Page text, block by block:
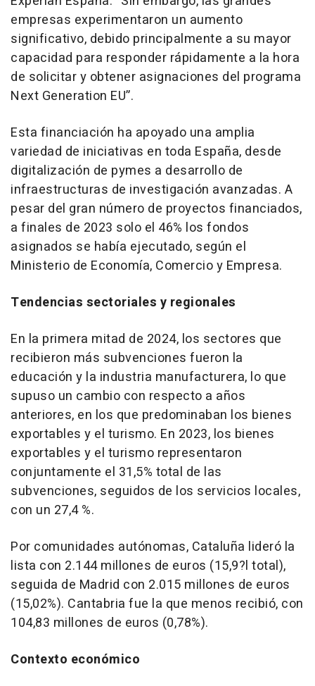
empresas experimentaron un aumento
significativo, debido principalmente a su mayor
capacidad para responder rápidamente a la hora
de solicitar y obtener asignaciones del programa
Next Generation EU”.
Esta financiación ha apoyado una amplia
variedad de iniciativas en toda España, desde
digitalización de pymes a desarrollo de
infraestructuras de investigación avanzadas. A
pesar del gran número de proyectos financiados,
a finales de 2023 solo el 46% los fondos
asignados se había ejecutado, según el
Ministerio de Economía, Comercio y Empresa.
Tendencias sectoriales y regionales
En la primera mitad de 2024, los sectores que
recibieron más subvenciones fueron la
educación y la industria manufacturera, lo que
supuso un cambio con respecto a años
anteriores, en los que predominaban los bienes
exportables y el turismo. En 2023, los bienes
exportables y el turismo representaron
conjuntamente el 31,5% total de las
subvenciones, seguidos de los servicios locales,
con un 27,4 %.
Por comunidades autónomas, Cataluña lideró la
lista con 2.144 millones de euros (15,9?l total),
seguida de Madrid con 2.015 millones de euros
(15,02%). Cantabria fue la que menos recibió, con
104,83 millones de euros (0,78%).
Contexto económico